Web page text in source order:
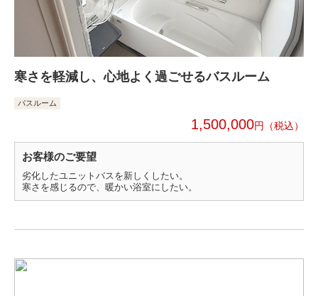
寒さを軽減し、心地よく過ごせるバスルーム
バスルーム
1,500,000円
お客様のご要望
劣化したユニットバスを新しくしたい。
寒さを感じるので、暖かい浴室にしたい。